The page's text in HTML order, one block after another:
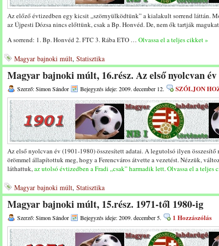
Az előző évtizedben egy kicsit „szörnyülködtünk” a kialakult sorrend láttán.
az Újpesti Dózsa nincs előttünk, csak a Bp. Honvéd. De, nem ők tartják
A sorrend: 1. Bp. Honvéd 2. FTC 3. Rába ETO … Olvassa el a teljes cikket »
Magyar bajnoki múlt, Statisztika
Magyar bajnoki múlt, 16.rész. Az első nyolcvan év
Szerző: Simon Sándor Bejegyzés ideje: 2009. december 12. SZÓLJON
Az első nyolcvan év (1901-1980) összesített adatai. A legutolsó ilyen összesítő
örömmel állapítottuk meg, hogy a Ferencváros átvette a vezetést. Nézzük,
láthattuk,az utolsó évtizedben a Fradi „csak” harmadik lett.Olvassa el a teljes
Magyar bajnoki múlt, Statisztika
Magyar bajnoki múlt, 15.rész. 1971-től 1980-ig
Szerző: Simon Sándor Bejegyzés ideje: 2009. december 5. 1 Hozzászólás